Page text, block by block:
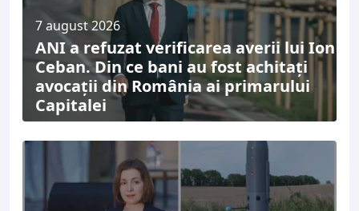
7 august 2026
ANI a refuzat verificarea averii lui Ion
Ceban. Din ce bani au fost achitați
avocații din România ai primarului
Capitalei